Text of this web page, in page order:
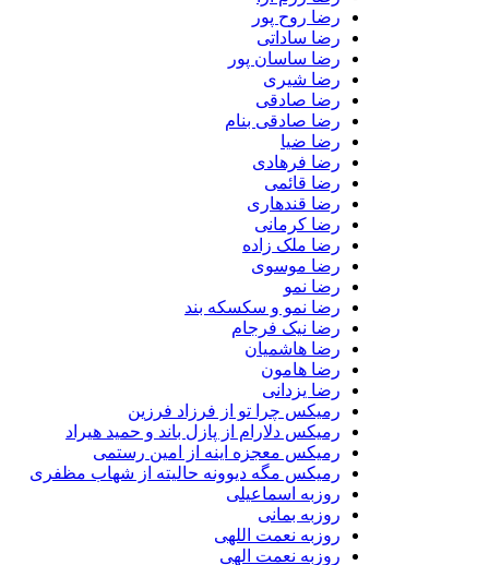
رضا روح پور
رضا ساداتی
رضا ساسان پور
رضا شیری
رضا صادقی
رضا صادقی بنام
رضا ضیا
رضا فرهادی
رضا قائمی
رضا قندهاری
رضا کرمانی
رضا ملک زاده
رضا موسوی
رضا نمو
رضا نمو و سکسکه بند
رضا نیک فرجام
رضا هاشمیان
رضا هامون
رضا یزدانی
رمیکس چرا تو از فرزاد فرزین
رمیکس دلارام از پازل باند و حمید هیراد
رمیکس معجزه اینه از امین رستمی
رمیکس مگه دیوونه حالیته از شهاب مظفری
روزبه اسماعیلی
روزبه بمانی
روزبه نعمت اللهی
روزبه نعمت الهی